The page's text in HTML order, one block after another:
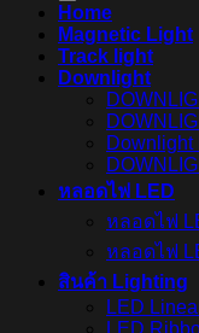
Home
Magnetic Light
Track light
Downlight
Downlight
หลอดไฟ LED
หลอดไฟ
หลอดไฟ
สินค้า Lighting
LED
LED